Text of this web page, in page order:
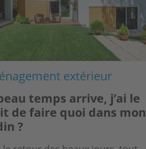
extérieur
temps arrive, j’ai le
de faire quoi dans mon
?